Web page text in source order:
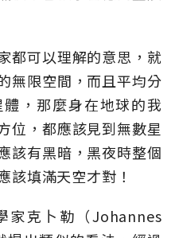
都可以理解的意思，就
無限空間，而且平均分
，那麼身在地球的我
位，都應該見到無數星
該有黑暗，黑夜時整個
該填滿天空才對！
家克卜勒（Johannes